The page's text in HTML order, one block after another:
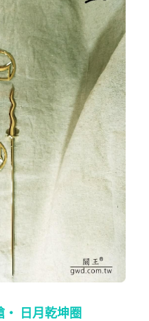
‧ 日月乾坤圈